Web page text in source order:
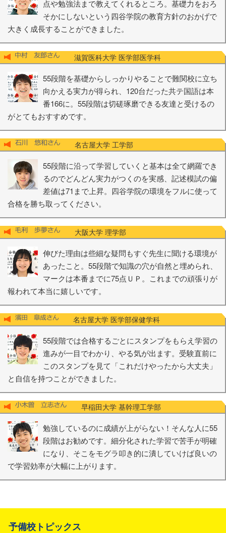
点や勉強法まで教えてくれるところ。基礎力をおろ
そかにしないという四谷学院の教育方針のおかげで
大きく成長することができました。
滋賀医科大学 医学部医学科
55段階を基礎からしっかりやることで難関校に立ち
向かえる実力が得られ、120台だった共テ国語は本
番166に。55段階は切磋琢磨できる友達と受けるの
がとてもおすすめです。
名古屋大学 工学部
55段階に沿って学習していくと基本は全て網羅でき
るのでどんどん実力がつくのを実感、記述模試の偏
差値は71まで上昇。四谷学院の環境をフルに使って
合格を勝ち取ってください。
大阪大学 理学部
伸びた理由は些細な疑問もすぐ先生に聞ける環境が
あったこと。55段階で知識の穴が自然と埋められ、
マークは本番までに75点ＵＰ。これまでの頑張りが
報われて本当に嬉しいです。
名古屋大学 医学部保健学科
55段階では合格するごとにスタンプをもらえ学習の
進みが一目でわかり、やる気が出ます。受験直前に
このスタンプを見て「これだけやったから大丈夫」
と自信を持つことができました。
早稲田大学 基幹理工学部
勉強しているのに成績が上がらない！そんな人に55
段階はお勧めです。細分化された学習で苦手が明確
になり、そこをモグラ叩き的に潰していけば良いの
で学習効率が大幅に上がります。
予備校トピックス